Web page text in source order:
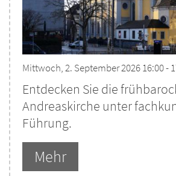
Mittwoch, 2. September 2026 16:00 -
Entdecken Sie die
Andreaskirche unter
Führung.
Mehr